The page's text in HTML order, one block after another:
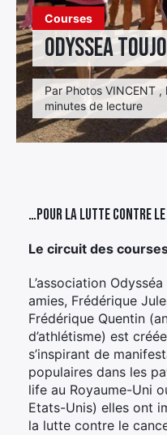
Courses
ODYSSEA
Par Photos VINCENT
minutes de lecture
…pour la lutte contre le
Le circuit des
L’association
amies, Frédérique
Frédérique Quentin
d’athlétisme) est
s’inspirant de
populaires dans les
life au Royaume-Uni
Etats-Unis) elles ont
la lutte contre le